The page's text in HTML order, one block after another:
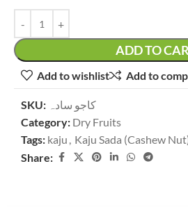
ADD TO
Add to wishlist Add to
SKU:
کاجو سادہ
Category: Dry Fruits
Tags: kaju , Kaju Sada (Cashew
Share: